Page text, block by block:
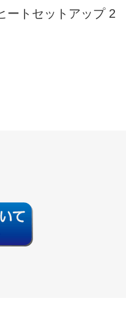
ートセットアップ 2